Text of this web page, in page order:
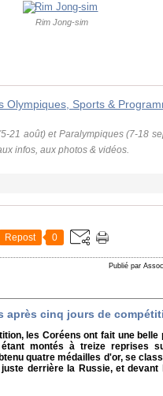
Rim Jong-sim
Olympiques, Sports &
21 août) et Paralympiques (7-18
infos, aux photos & vidéos.
Repost 0
Publié par
après cinq jours de
les Coréens ont fait une
montés à treize reprises
quatre médailles d'or, se
derrière la Russie, et devant